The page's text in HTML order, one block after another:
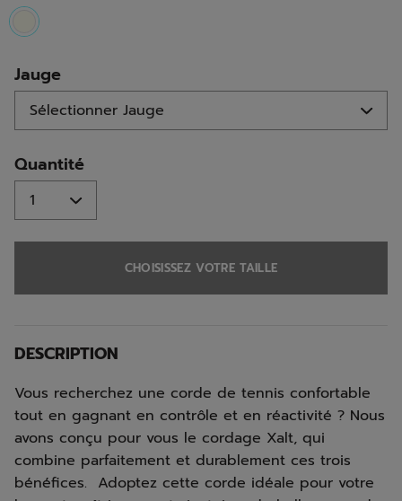
selected
Jauge
Quantité
CHOISISSEZ VOTRE TAILLE
DESCRIPTION
Vous recherchez une corde de tennis confortable
tout en gagnant en contrôle et en réactivité ? Nous
avons conçu pour vous le cordage Xalt, qui
combine parfaitement et durablement ces trois
bénéfices. Adoptez cette corde idéale pour votre